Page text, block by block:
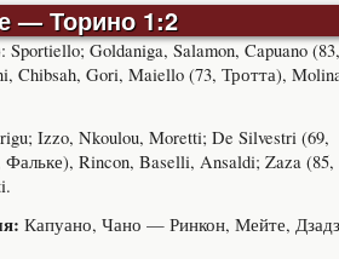
— Торино 1:2
Sportiello; Goldaniga, Salamon, Capuano (83,
Chibsah, Gori, Maiello (73, Тротта),
Izzo, Nkoulou, Moretti; De Silvestri (69,
Rincon, Baselli, Ansaldi; Zaza (85,
Капуано, Чано — Ринкон, Мейте,